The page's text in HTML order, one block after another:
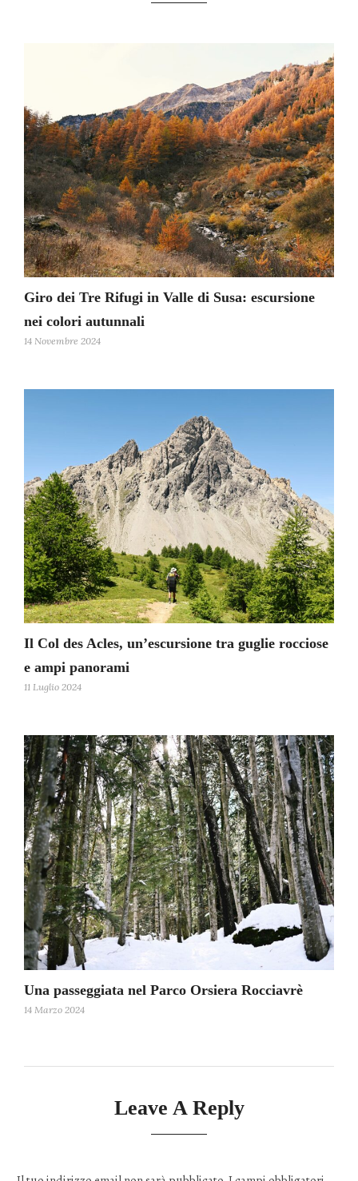
Giro dei Tre Rifugi in Valle di Susa: escursione
nei colori autunnali
14 Novembre 2024
Il Col des Acles, un’escursione tra guglie rocciose
e ampi panorami
11 Luglio 2024
Una passeggiata nel Parco Orsiera Rocciavrè
14 Marzo 2024
Leave A Reply